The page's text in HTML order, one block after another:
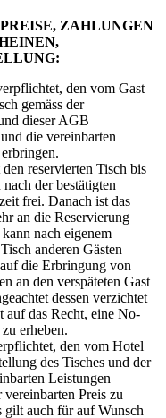
ZAHLUNGEN
den vom Gast
gemäss der
dieser AGB
die vereinbarten
reservierten Tisch bis
der bestätigten
frei. Danach ist das
an die Reservierung
nach eigenem
anderen Gästen
die Erbringung von
an den verspäteten Gast
dessen verzichtet
auf das Recht, eine No-
erheben.
den vom Hotel
des Tisches und der
Leistungen
vereinbarten Preis zu
gilt auch für auf Wunsch